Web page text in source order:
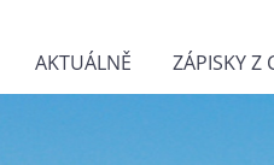
AKTUÁLNĚ ZÁPISKY Z